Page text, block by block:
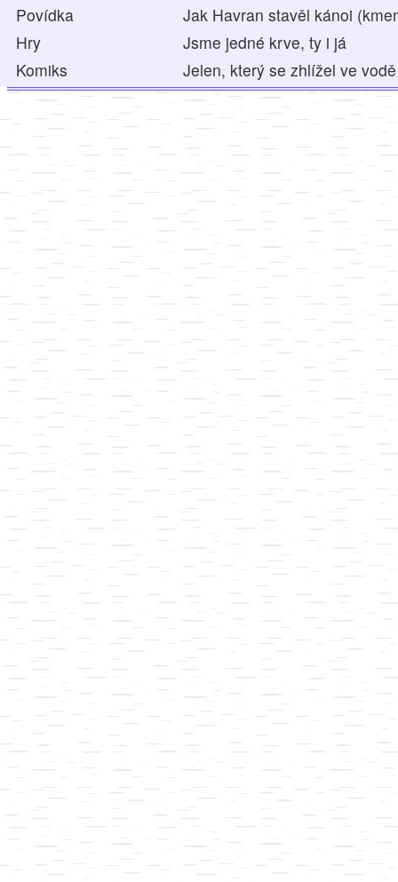
Povídka
Jak Havran stavěl kánoi
Hry
Jsme jedné krve, ty i já
Komiks
Jelen, který se zhlížel ve vodě